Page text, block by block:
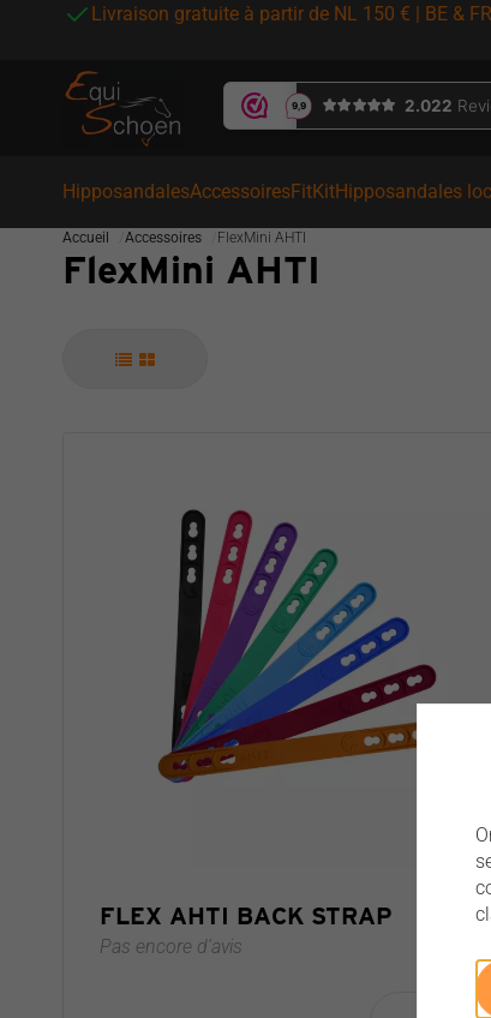
Livraison gratuite à partir de NL 150 € | BE &
HipposandalesAccessoiresFitKitHipposandales
Accueil Accessoires FlexMini AHTI
FlexMini AHTI
FLEX AHTI BACK STRAP
Pas encore d'avis